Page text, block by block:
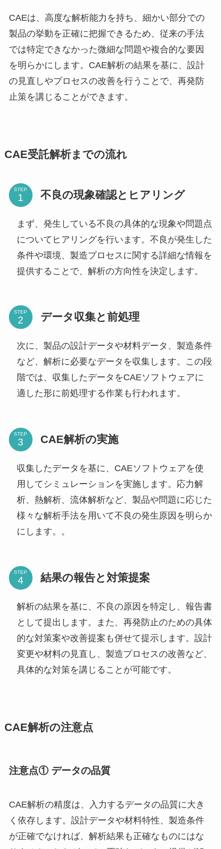
CAEは、高度な解析能力を持ち、細かい部分での
製品の挙動を正確に把握できるため、従来の手法
では特定できなかった微細な問題や複合的な要因
を明らかにします。CAE解析の結果を基に、設計
の見直しやプロセスの改善を行うことで、再発防
止策を講じることができます。
CAE受託解析までの流れ
STEP 不良の現象確認とヒアリング
まず、発生している不良の具体的な現象や問題点
についてヒアリングを行います。不良が発生した
条件や環境、製造プロセスに関する詳細な情報を
提供することで、解析の方向性を決定します。
STEP データ収集と前処理
次に、製品の設計データや材料データ、製造条件
など、解析に必要なデータを収集します。この段
階では、収集したデータをCAEソフトウェアに
適した形に前処理する作業も行われます。
STEP CAE解析の実施
収集したデータを基に、CAEソフトウェアを使
用してシミュレーションを実施します。応力解
析、熱解析、流体解析など、製品や問題に応じた
様々な解析手法を用いて不良の発生原因を明らか
にします。。
STEP 結果の報告と対策提案
解析の結果を基に、不良の原因を特定し、報告書
として提出します。また、再発防止のための具体
的な対策案や改善提案も併せて提示します。設計
変更や材料の見直し、製造プロセスの改善など、
具体的な対策を講じることが可能です。
CAE解析の注意点
注意点① データの品質
CAE解析の精度は、入力するデータの品質に大き
く依存します。設計データや材料特性、製造条件
が正確でなければ、解析結果も正確なものにはな